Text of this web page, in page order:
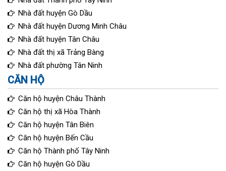
Nhà đất huyện Gò Dầu
Nhà đất huyện Dương Minh Châu
Nhà đất huyện Tân Châu
Nhà đất thị xã Trảng Bàng
Nhà đất phường Tân Ninh
CĂN HỘ
Căn hộ huyện Châu Thành
Căn hộ thị xã Hòa Thành
Căn hộ huyện Tân Biên
Căn hộ huyện Bến Cầu
Căn hộ Thành phố Tây Ninh
Căn hộ huyện Gò Dầu